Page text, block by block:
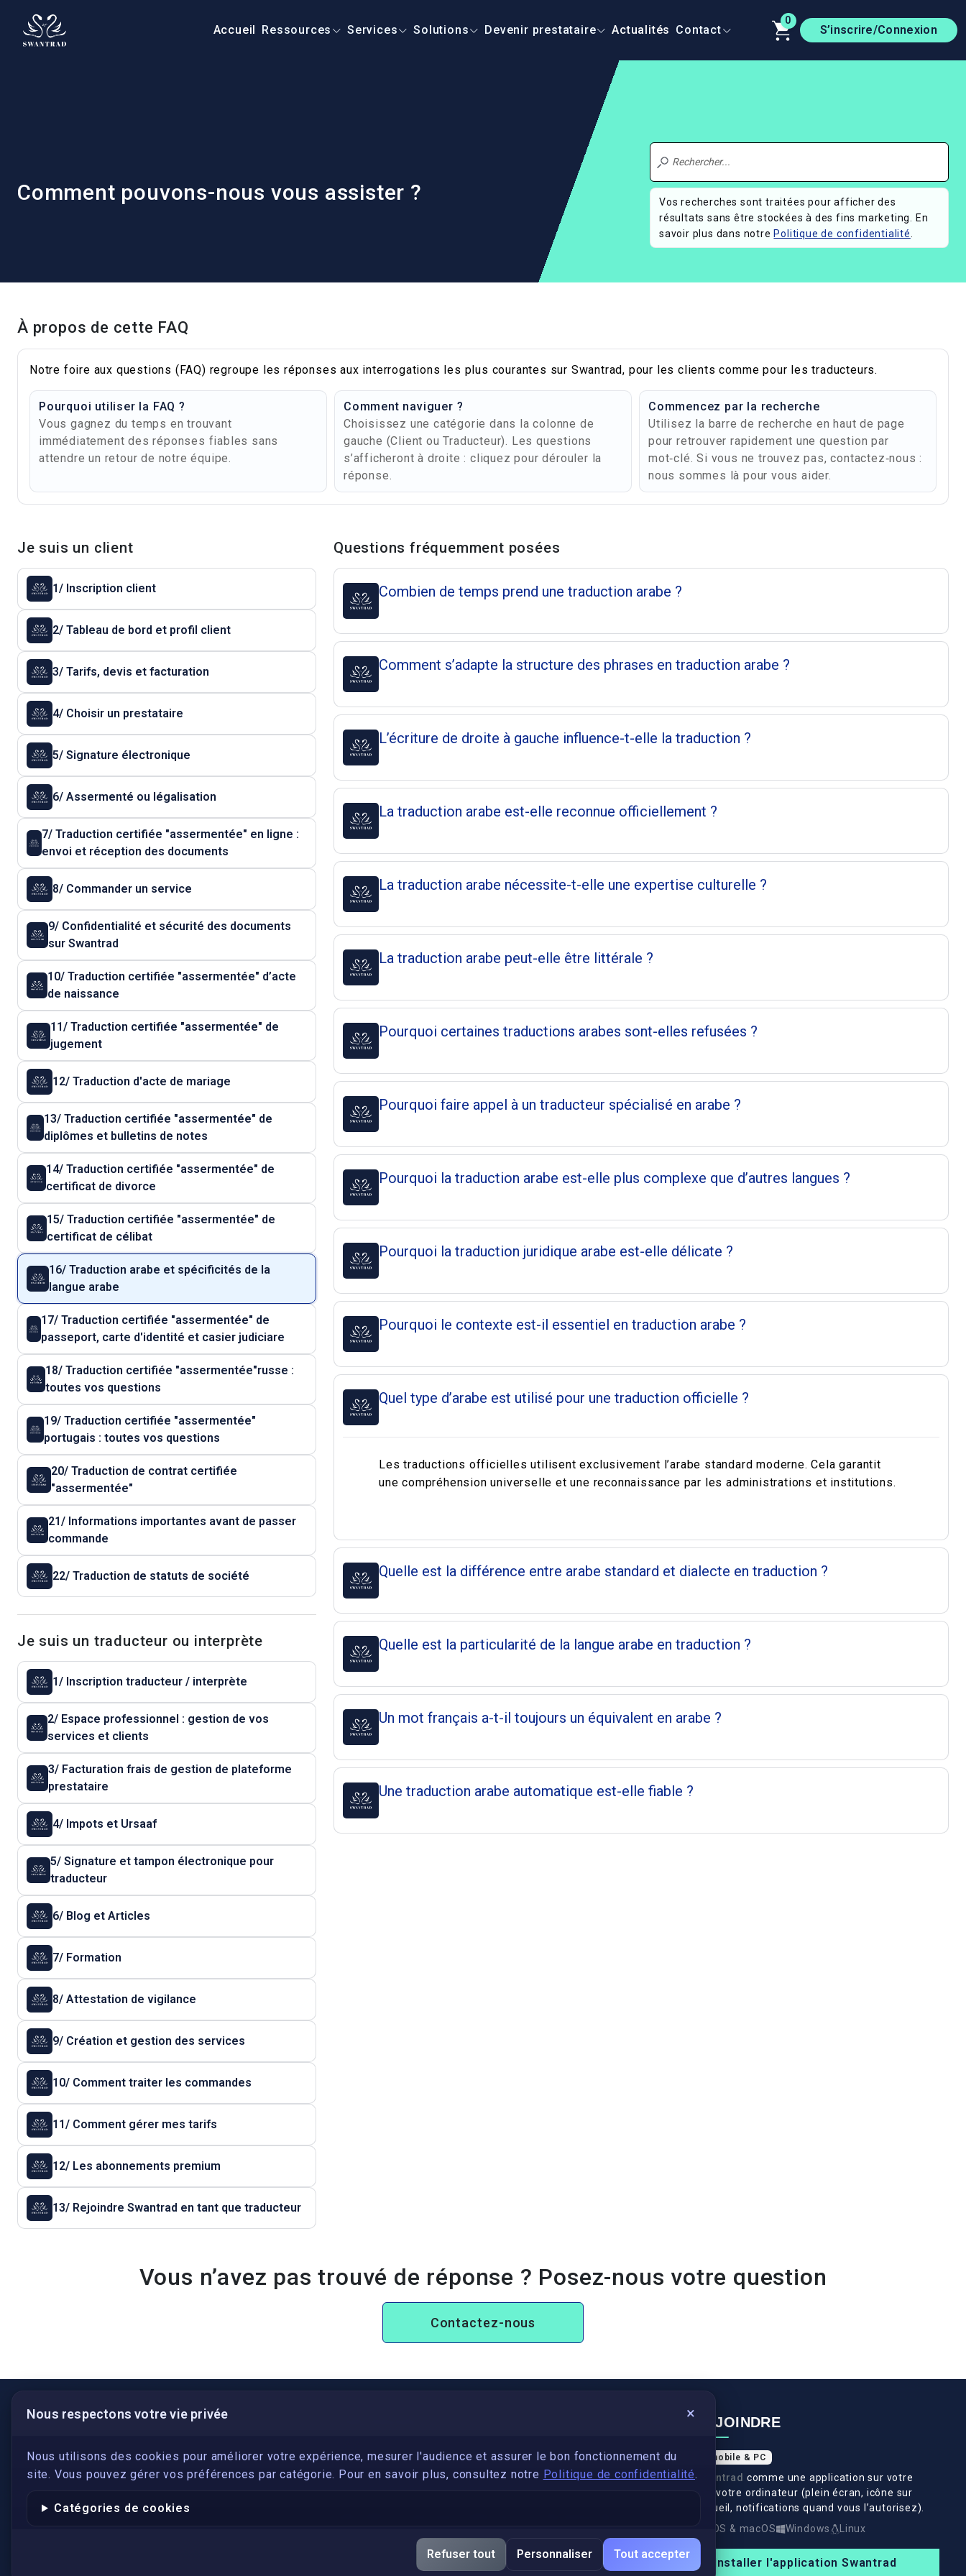
Accueil Ressources Services Solutions Devenir prestataire Actualités Contact
0
S’inscrire/Connexion
Comment pouvons-nous vous assister ?
Vos recherches sont traitées pour afficher des
résultats sans être stockées à des fins marketing. En
savoir plus dans notre Politique de confidentialité
À propos de cette FAQ
Notre foire aux questions (FAQ) regroupe les réponses aux interrogations les plus courantes sur Swantrad, pour les clients comme pour les traducteurs.
Pourquoi utiliser la FAQ ?
Vous gagnez du temps en trouvant
immédiatement des réponses fiables sans
attendre un retour de notre équipe.
Comment naviguer ?
Choisissez une catégorie dans la colonne de
gauche (Client ou Traducteur). Les questions
s’afficheront à droite : cliquez pour dérouler la
réponse.
Commencez par la recherche
Utilisez la barre de recherche en haut de page
pour retrouver rapidement une question par
mot‑clé. Si vous ne trouvez pas, contactez‑nous :
nous sommes là pour vous aider.
Je suis un client
1/ Inscription client
2/ Tableau de bord et profil client
3/ Tarifs, devis et facturation
4/ Choisir un prestataire
5/ Signature électronique
6/ Assermenté ou légalisation
7/ Traduction certifiée "assermentée" en ligne :
envoi et réception des documents
8/ Commander un service
9/ Confidentialité et sécurité des documents
sur Swantrad
10/ Traduction certifiée "assermentée" d’acte
de naissance
11/ Traduction certifiée "assermentée" de
jugement
12/ Traduction d'acte de mariage
13/ Traduction certifiée "assermentée" de
diplômes et bulletins de notes
14/ Traduction certifiée "assermentée" de
certificat de divorce
15/ Traduction certifiée "assermentée" de
certificat de célibat
16/ Traduction arabe et spécificités de la
langue arabe
17/ Traduction certifiée "assermentée" de
passeport, carte d'identité et casier judiciare
18/ Traduction certifiée "assermentée"russe :
toutes vos questions
19/ Traduction certifiée "assermentée"
portugais : toutes vos questions
20/ Traduction de contrat certifiée
"assermentée"
21/ Informations importantes avant de passer
commande
22/ Traduction de statuts de société
Je suis un traducteur ou interprète
1/ Inscription traducteur / interprète
2/ Espace professionnel : gestion de vos
services et clients
3/ Facturation frais de gestion de plateforme
prestataire
4/ Impots et Ursaaf
5/ Signature et tampon électronique pour
traducteur
6/ Blog et Articles
7/ Formation
8/ Attestation de vigilance
9/ Création et gestion des services
10/ Comment traiter les commandes
11/ Comment gérer mes tarifs
12/ Les abonnements premium
13/ Rejoindre Swantrad en tant que traducteur
Questions et réponses
Questions fréquemment posées
Combien de temps prend une traduction arabe ?
Comment s’adapte la structure des phrases en traduction arabe ?
L’écriture de droite à gauche influence-t-elle la traduction ?
La traduction arabe est-elle reconnue officiellement ?
La traduction arabe nécessite-t-elle une expertise culturelle ?
La traduction arabe peut-elle être littérale ?
Pourquoi certaines traductions arabes sont-elles refusées ?
Pourquoi faire appel à un traducteur spécialisé en arabe ?
Pourquoi la traduction arabe est-elle plus complexe que d’autres langues ?
Pourquoi la traduction juridique arabe est-elle délicate ?
Pourquoi le contexte est-il essentiel en traduction arabe ?
Quel type d’arabe est utilisé pour une traduction officielle ?
Les traductions officielles utilisent exclusivement l’arabe standard moderne. Cela garantit
une compréhension universelle et une reconnaissance par les administrations et institutions.
Quelle est la différence entre arabe standard et dialecte en traduction ?
Quelle est la particularité de la langue arabe en traduction ?
Un mot français a-t-il toujours un équivalent en arabe ?
Une traduction arabe automatique est-elle fiable ?
Vous n’avez pas trouvé de réponse ? Posez-nous votre question
Contactez-nous
Nous respectons votre vie privée ×
Nous utilisons des cookies pour améliorer votre expérience, mesurer l'audience et assurer le bon fonctionnement du
site. Vous pouvez gérer vos préférences par catégorie. Pour en savoir plus, consultez notre Politique de confidentialité.
Catégories de cookies
Refuser tout Personnaliser Tout accepter
LIENS UTILES
S'inscrire
Qui sommes-nous ?
Conformité
Devenez développeur avec IronSkill Academy
Gubernatis immobilier
Apostille et légalisation, fin de l'obligation entre les
pays de l’UE (Règlement 2016/1191)
NOUS REJOINDRE
Application mobile & PC
InstallezSwantrad comme une application sur votre
téléphone et votre ordinateur (plein écran, icône sur
l’écran d’accueil, notifications quand vous l’autorisez).
iOS & macOS Windows Linux
Installer l'application Swantrad